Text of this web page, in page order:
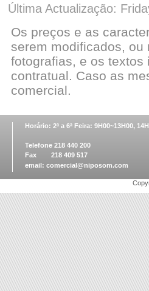
Última Actualização:
Os preços e as
serem modificados, ou
fotografias, e os
contratual. Caso as
comercial.
Horário: 2ª a 6ª Feira: 9H00~13H00,
Telefone 218 440 200
Fax 218 409 517
email: comercial@niposom.com